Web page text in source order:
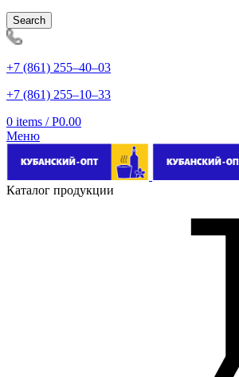
Search
+7 (861) 255‒40‒03
+7 (861) 255‒10‒33
0 items / Р0.00
Меню
Каталог продукции